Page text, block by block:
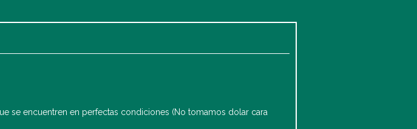
se encuentren en perfectas condiciones (No tomamos dolar cara